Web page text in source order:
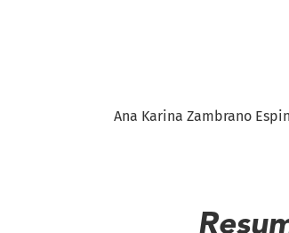
Ana Karina Zambrano